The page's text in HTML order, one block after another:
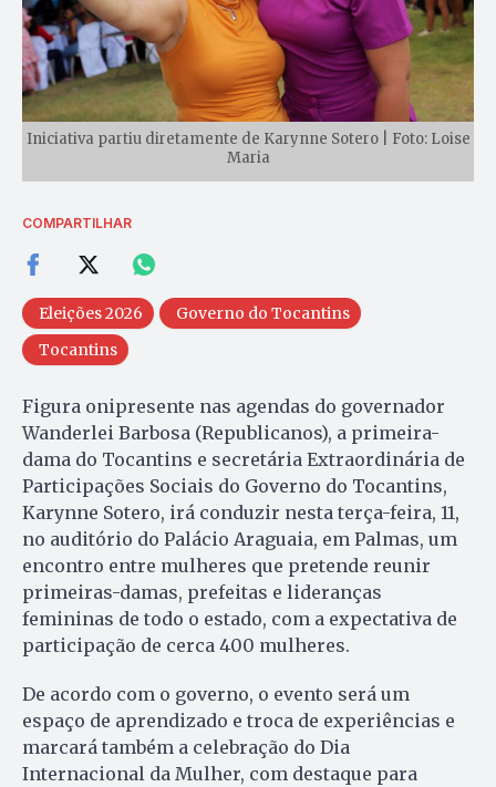
Iniciativa partiu diretamente de Karynne Sotero | Foto: Loise
Maria
COMPARTILHAR
Eleições 2026
Governo do Tocantins
Tocantins
Figura onipresente nas agendas do governador
Wanderlei Barbosa (Republicanos), a primeira-
dama do Tocantins e secretária Extraordinária de
Participações Sociais do Governo do Tocantins,
Karynne Sotero, irá conduzir nesta terça-feira, 11,
no auditório do Palácio Araguaia, em Palmas, um
encontro entre mulheres que pretende reunir
primeiras-damas, prefeitas e lideranças
femininas de todo o estado, com a expectativa de
participação de cerca 400 mulheres.
De acordo com o governo, o evento será um
espaço de aprendizado e troca de experiências e
marcará também a celebração do Dia
Internacional da Mulher, com destaque para